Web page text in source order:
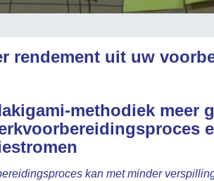
rendement uit uw
methodiek meer
kan met minder